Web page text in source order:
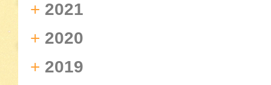
+ 2021
+ 2020
+ 2019